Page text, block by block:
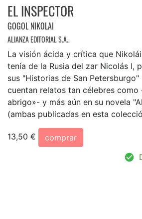
EL INSPECTOR
GOGOL NIKOLAI
ALIANZA EDITORIAL S.A..
La visión ácida y crítica que
tenía de la Rusia del zar Nicolás I,
sus "Historias de San
cuentan relatos tan célebres como
abrigo»- y más aún en su novela
(ambas publicadas en esta
13,50 €
comprar